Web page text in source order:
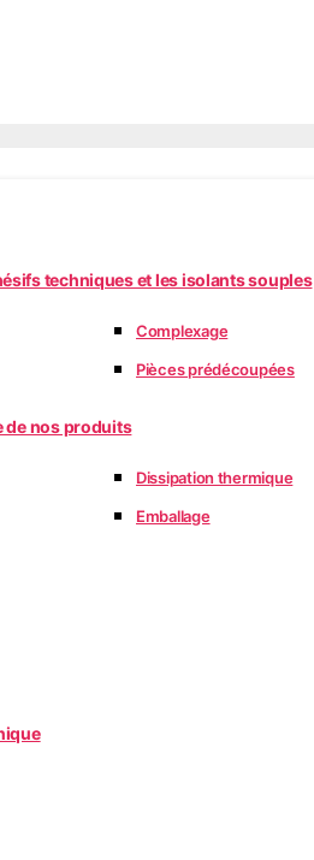
techniques et les isolants souples
Complexage
Pièces prédécoupées
de nos produits
Dissipation thermique
Emballage